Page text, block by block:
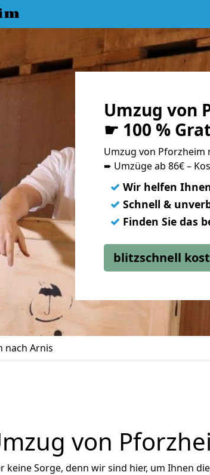
Umzug von
☛ 100 %
Umzug von Pforzheim
➨ Umzüge ab 86€ –
✓ Wir helfen
✓ Schnell &
✓ Finden Sie das
blitzschnell
nach Arnis
von
Sorge, denn wir sind hier, um Ihnen die